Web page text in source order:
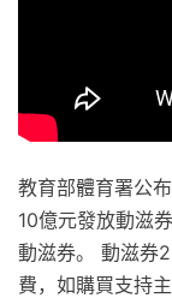
教育部體育署公
10億元發放動滋
動滋券。 動滋券
費，如購買支持